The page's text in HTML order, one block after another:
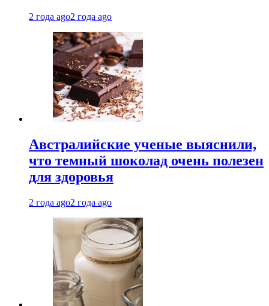
2 года ago2 года ago
Австралийские ученые выяснили,
что темный шоколад очень полезен
для здоровья
2 года ago2 года ago